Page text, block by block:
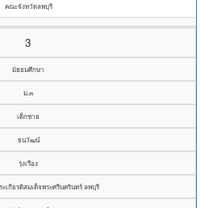
คณะจังหวัดลพบุรี
3
มัธยมศึกษา
ม.๓
เด็กชาย
ธนวัฒน์
รุ่งเรือง
ะเกียรติสมเด็จพระศรีนครินทร์ ลพบุรี